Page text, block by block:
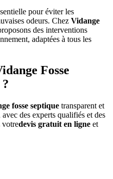
pour éviter les
odeurs. Chez Vidange
des interventions
adaptées à tous les
Fosse
fosse septique transparent et
avec des experts qualifiés et des
votredevis gratuit en ligne et